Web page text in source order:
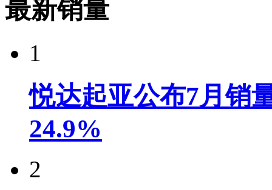
最新销量
1
悦达起亚公布7月销
24.9%
2